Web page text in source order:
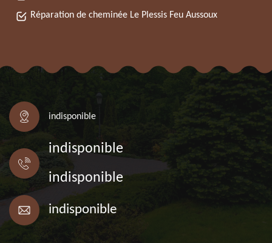
Réparation de cheminée Le Plessis Feu Aussoux
indisponible
indisponible
indisponible
indisponible